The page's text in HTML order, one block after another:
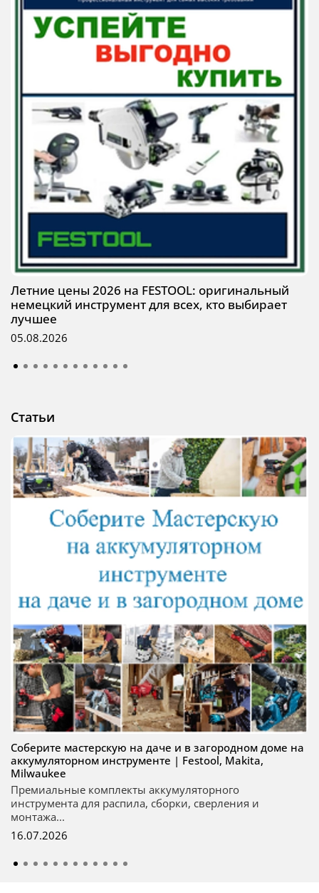
Летние цены 2026 на FESTOOL: оригинальный
немецкий инструмент для всех, кто выбирает
лучшее
05.08.2026
Статьи
Соберите мастерскую на даче и в загородном доме на
аккумуляторном инструменте | Festool, Makita,
Milwaukee
Премиальные комплекты аккумуляторного
инструмента для распила, сборки, сверления и
монтажа...
16.07.2026